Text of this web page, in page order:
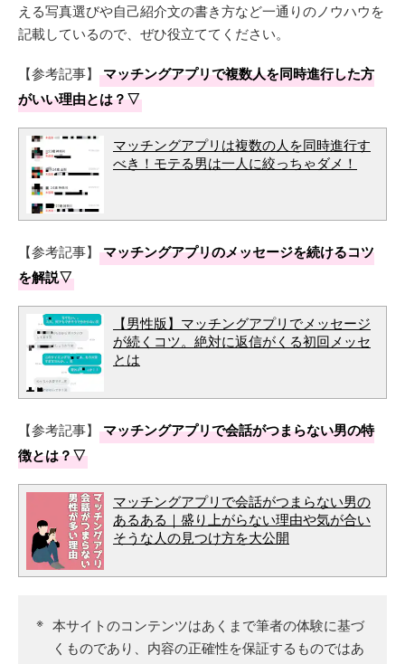
える写真選びや自己紹介文の書き方など一通りのノウハウを
記載しているので、ぜひ役立ててください。
【参考記事】
マッチングアプリで複数人を同時進行した方
がいい理由とは？▽
マッチングアプリは複数の人を同時進行す
べき！モテる男は一人に絞っちゃダメ！
【参考記事】
マッチングアプリのメッセージを続けるコツ
を解説▽
【男性版】マッチングアプリでメッセージ
が続くコツ。絶対に返信がくる初回メッセ
とは
【参考記事】
マッチングアプリで会話がつまらない男の特
徴とは？▽
マッチングアプリで会話がつまらない男の
あるある｜盛り上がらない理由や気が合い
そうな人の見つけ方を大公開
本サイトのコンテンツはあくまで筆者の体験に基づ
くものであり、内容の正確性を保証するものではあ